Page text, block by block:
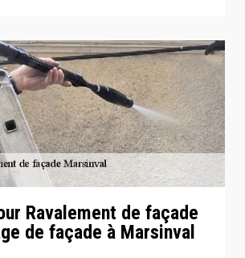
Ravalement de façade
de façade à Marsinval